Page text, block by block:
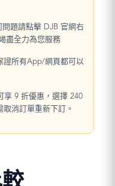
題請點擊 DJB 官網右
盡全力為您服務
證所有App/網頁都可以
享 9 折優惠，選擇 240
消訂單重新下訂。